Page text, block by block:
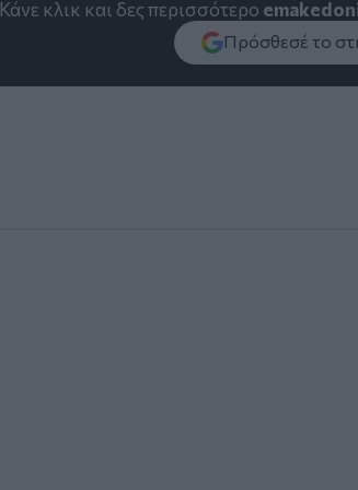
Κάνε κλικ και δες περισσότερο
Πρόσθεσέ το